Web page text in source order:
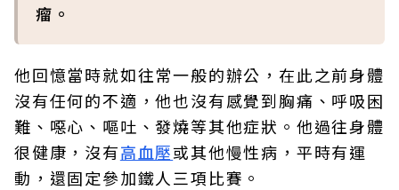
瘤。
他回憶當時就如往常一般的辦公，在此之前身體
沒有任何的不適，他也沒有感覺到胸痛、呼吸困
難、噁心、嘔吐、發燒等其他症狀。他過往身體
很健康，沒有高血壓或其他慢性病，平時有運
動，還固定參加鐵人三項比賽。